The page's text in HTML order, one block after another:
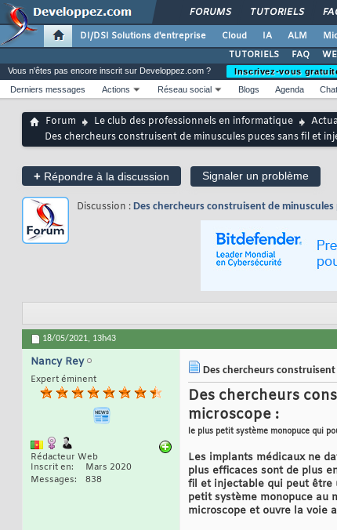
FORUMS TUTORIELS
DI/DSI Solutions d'entreprise Cloud IA ALM
TUTORIELS
FAQ
Vous n'êtes pas encore inscrit sur Developpez.com ?
Inscrivez-vous
Derniers messages
Actions Réseau social Blogs Agenda Chat
Forum Le club des professionnels en informatique
Des chercheurs construisent de minuscules puces sans fil et
+ Répondre à la discussion Signaler un problème
Discussion : Des chercheurs construisent de
18/05/2021, 13h43
Nancy Rey
Expert éminent
Rédacteur Web
Inscrit en
Mars 2020
Messages
838
Des chercheurs
Des chercheurs
microscope :
le plus petit système monopuce qui
Les implants médicaux ne
plus efficaces sont de plus
fil et injectable qui peut être
petit système monopuce au
microscope et ouvre la voie